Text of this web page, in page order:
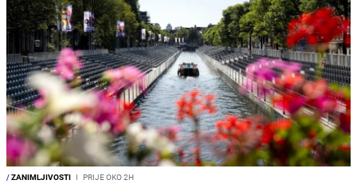
/ZANIMLJIVOSTI I PRIJE OKO 2H